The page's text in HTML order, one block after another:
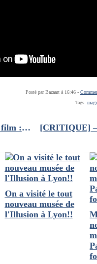
Posté par Bazaart à 16:46 -
Tags:
Sleep- Critique du film : fais de beaux rêves
On a visité le tout
nouveau musée de
l'Illusion à Lyon!!